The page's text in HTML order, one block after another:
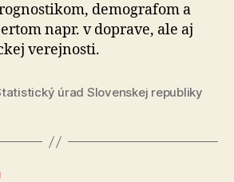
demografom a
napr. v doprave, ale aj
verejnosti.
úrad Slovenskej republiky